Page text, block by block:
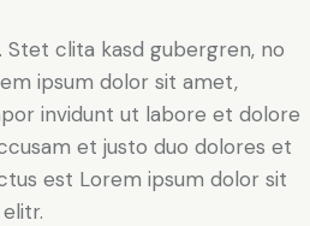
clita kasd gubergren, no
ipsum dolor sit amet,
invidunt ut labore et dolore
et justo duo dolores et
est Lorem ipsum dolor sit